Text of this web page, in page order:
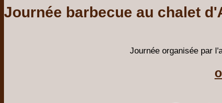
Journée barbecue au chalet
Journée organisée par